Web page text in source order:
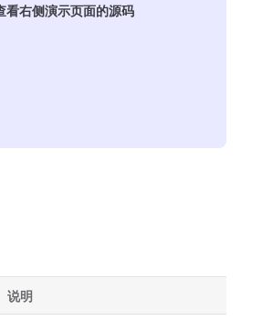
看右侧演示页面的源码
说明